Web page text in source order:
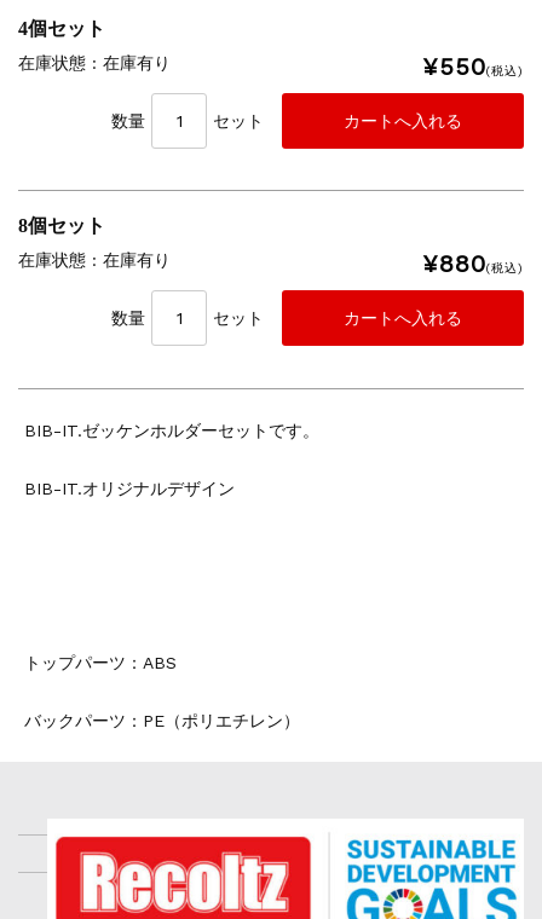
4個セット
在庫状態 : 在庫有り ¥550(税込)
数量 セット
8個セット
在庫状態 : 在庫有り ¥880(税込)
数量 セット
BIB-IT.ゼッケンホルダーセットです。
BIB-IT.オリジナルデザイン
トップパーツ：ABS
バックパーツ：PE（ポリエチレン）